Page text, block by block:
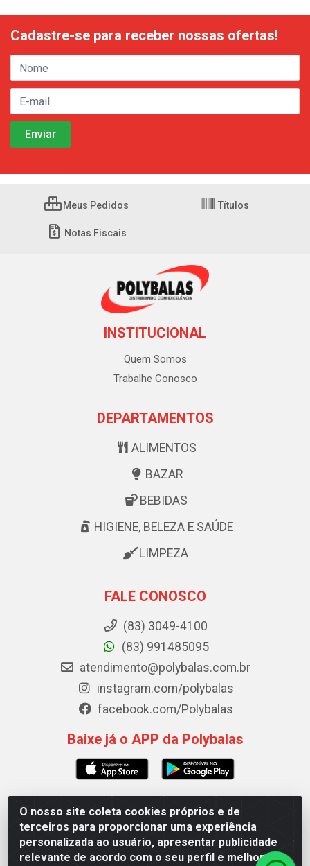
O nosso site coleta cookies próprios e de
terceiros para proporcionar uma experiência
personalizada ao usuário, apresentar publicidade
relevante de acordo com o seu perfil e melhorar a
Cadastre-se para receber nossas ofertas!
Meus Pedidos Títulos
Notas Fiscais
INSTITUCIONAL
Quem Somos
Trabalhe Conosco
DEPARTAMENTOS
ALIMENTOS
BAZAR
BEBIDAS
HIGIENE, BELEZA E SAÚDE
LIMPEZA
FALE CONOSCO
(83) 3049-4100
(83) 991485095
atendimento@polybalas.com.br
instagram.com/polybalas
facebook.com/Polybalas
Baixe já o APP da Polybalas
Polybalas - Rua João Miguel de Souza, 173 Galpão B -
Ernesto Geisel, João Pessoa/PB - CEP 58.075-075 - CNPJ
00.909.327/0002-61